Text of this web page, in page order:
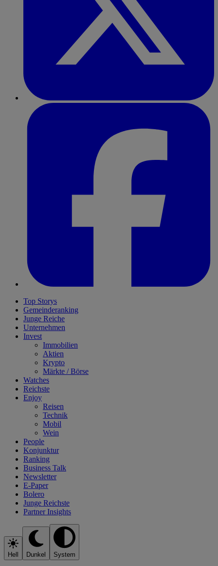
Top Storys
Gemeinderanking
Junge Reiche
Unternehmen
Invest
Immobilien
Aktien
Krypto
Märkte / Börse
Watches
Reichste
Enjoy
Reisen
Technik
Mobil
Wein
People
Konjunktur
Ranking
Business Talk
Newsletter
E-Paper
Bolero
Junge Reichste
Partner Insights
Hell Dunkel System